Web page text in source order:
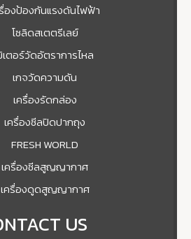
องป้องกันแรงดันไฟฟ้า
โซลิดสเตตรีเลย์
ตอร์วัดอัตราการไหล
เกจวัดความดัน
เครื่องรัดกล่อง
เครื่องซีลปิดปากถุง
FRESH WORLD
เครื่องซีลสูญญากาศ
เครื่องดูดสูญญากาศ
US